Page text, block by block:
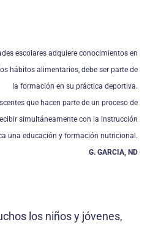
escolares adquiere conocimientos en
hábitos alimentarios, debe ser parte de
la formación en su práctica deportiva.
que hacen parte de un proceso de
simultáneamente con la instrucción
una educación y formación nutricional.
G. GARCIA, ND
los niños y jóvenes,